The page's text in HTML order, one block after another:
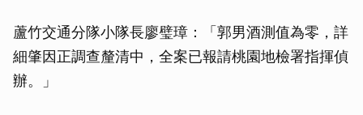
蘆竹交通分隊小隊長廖璧璋：「郭男酒測值為零，詳
細肇因正調查釐清中，全案已報請桃園地檢署指揮偵
辦。」